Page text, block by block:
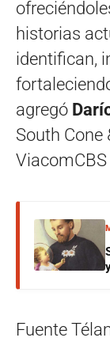
historias
identifican,
agregó
South Cone
Fuente